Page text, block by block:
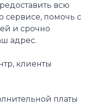
всю
помочь с
и срочно
адрес.
клиенты
платы